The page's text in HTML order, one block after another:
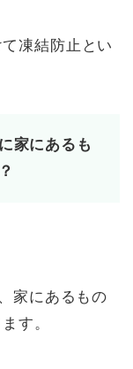
凍結防止とい
家にあるも
家にあるもの
す。